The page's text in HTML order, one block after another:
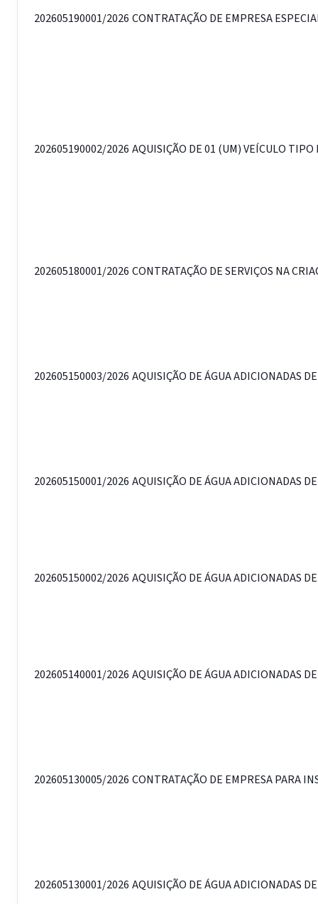
202605190001/2026 CONTRATAÇÃO DE EMPRESA
202605190002/2026 AQUISIÇÃO DE 01 (UM) VEÍCULO TIPO
202605180001/2026 CONTRATAÇÃO DE SERVIÇOS NA
202605150003/2026 AQUISIÇÃO DE ÁGUA ADICIONADAS
202605150001/2026 AQUISIÇÃO DE ÁGUA ADICIONADAS
202605150002/2026 AQUISIÇÃO DE ÁGUA ADICIONADAS
202605140001/2026 AQUISIÇÃO DE ÁGUA ADICIONADAS
202605130005/2026 CONTRATAÇÃO DE EMPRESA PARA
202605130001/2026 AQUISIÇÃO DE ÁGUA ADICIONADAS